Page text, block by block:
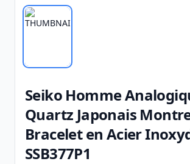
Seiko Homme
Quartz Japonais
Bracelet en Acier
SSB377P1